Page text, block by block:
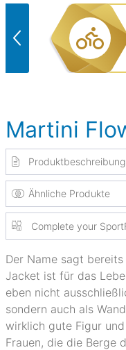
Martini
Produktbeschreibung
Ähnliche Produkte
Complete your
Der Name sagt bereits
Jacket ist für das
eben nicht
sondern auch als
wirklich gute Figur
Frauen, die die Berge